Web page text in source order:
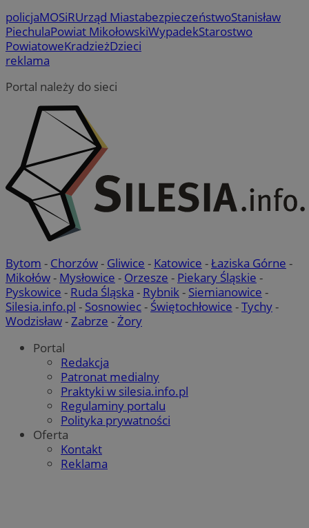
policjaMOSiRUrząd MiastabezpieczeństwoStanisław
PiechulaPowiat MikołowskiWypadekStarostwo
PowiatoweKradzieżDzieci
reklama
Portal należy do sieci
Bytom - Chorzów- Gliwice - Katowice -Łaziska Górne -
Mikołów- Mysłowice - Orzesze - Piekary Śląskie -
Pyskowice - Ruda Śląska - Rybnik- Siemianowice -
Silesia.info.pl - Sosnowiec- Świętochłowice -Tychy-
Wodzisław-Zabrze -Żory
Portal
Redakcja
Patronat medialny
Praktyki w silesia.info.pl
Regulaminy portalu
Polityka prywatności
Oferta
Kontakt
Reklama